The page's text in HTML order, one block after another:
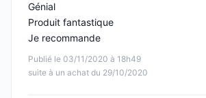
Publié le 03/11/2020 à 18h49
suite à un achat du 29/10/2020
Génial
Produit fantastique
Je recommande